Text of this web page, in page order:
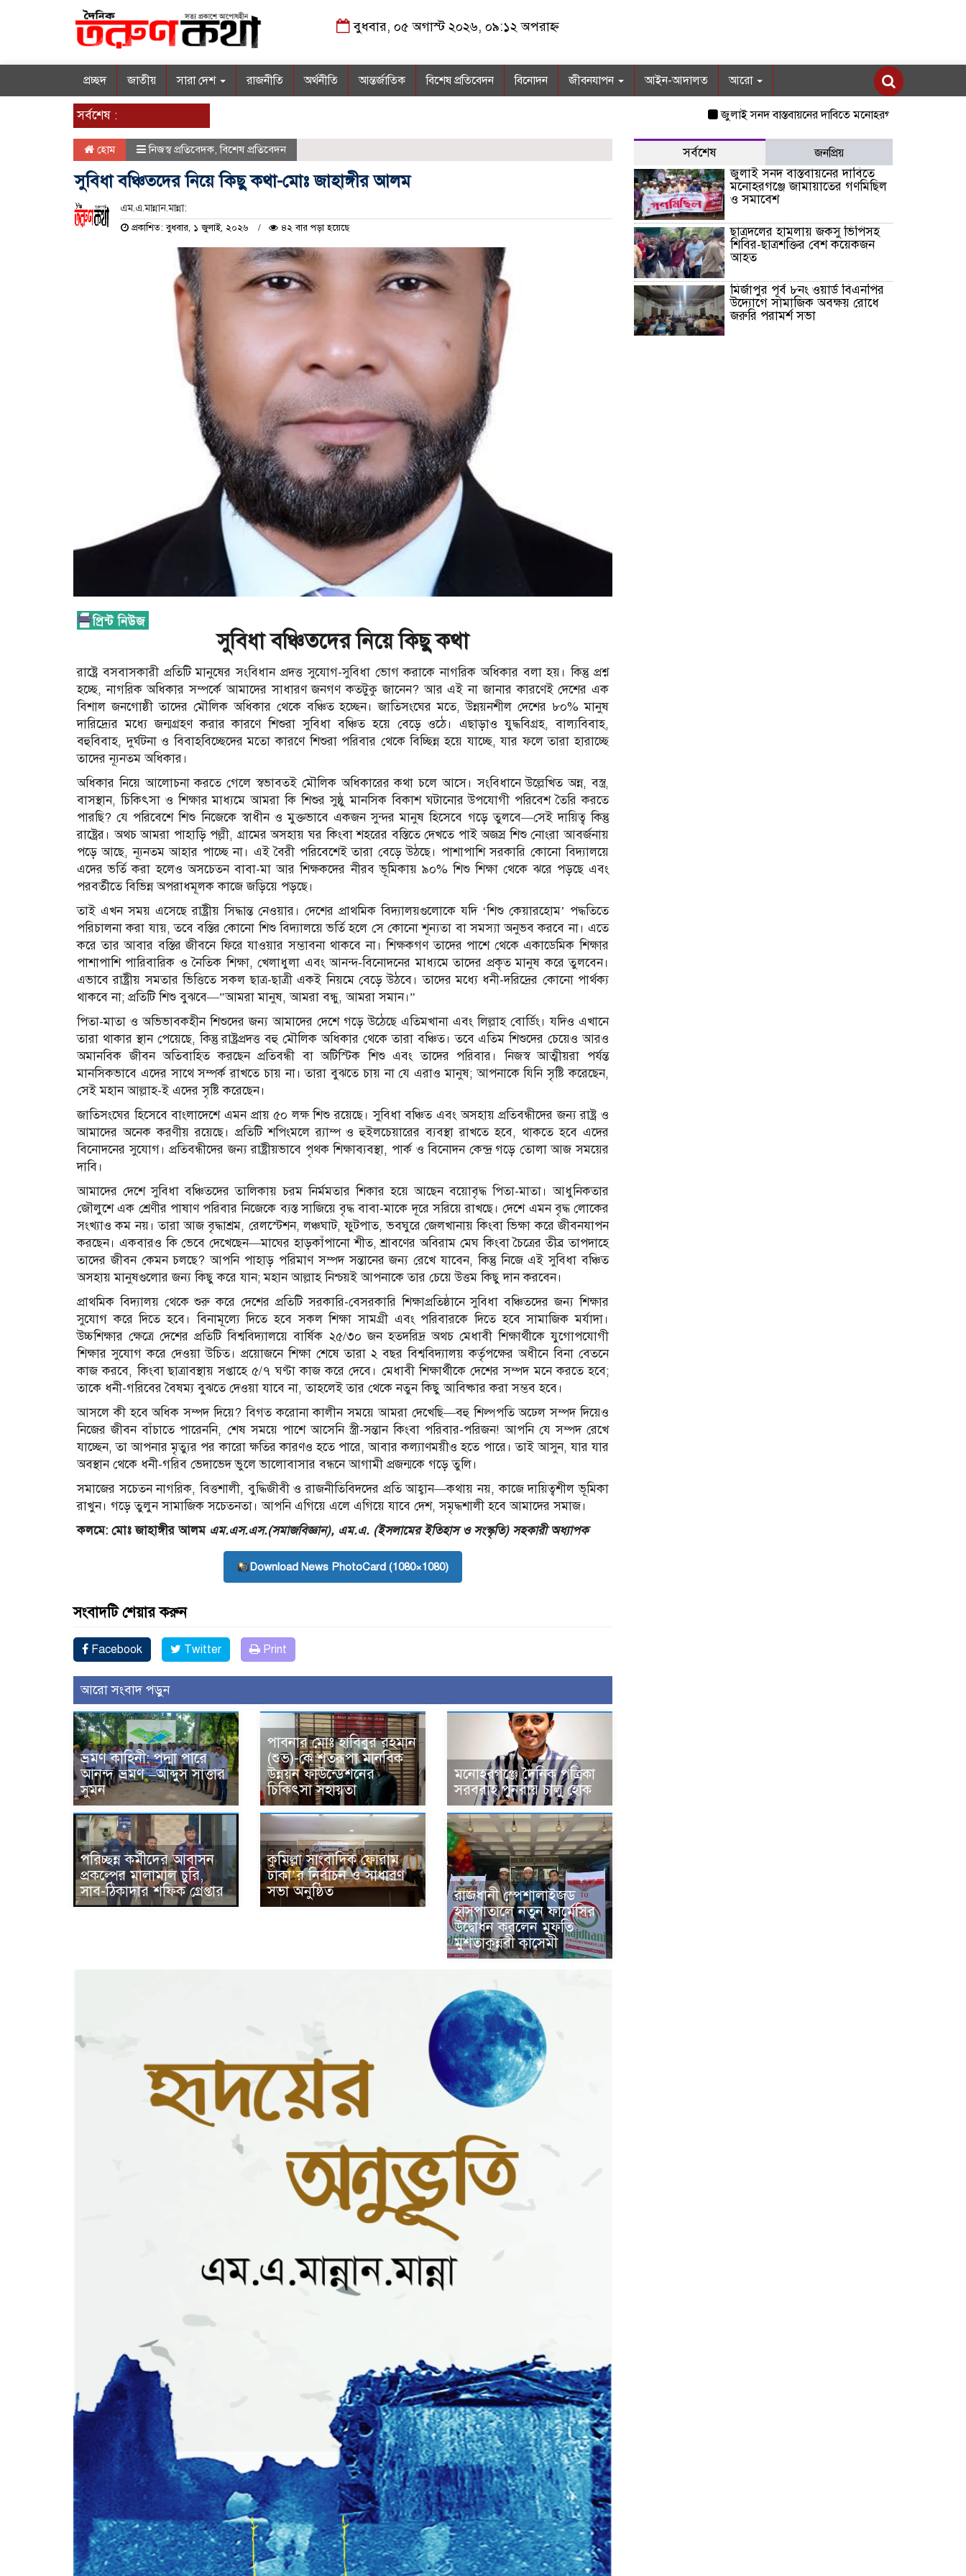
বুধবার, ০৫ অগাস্ট ২০২৬, ০৯:১২ অপরাহ্ন
প্রচ্ছদ জাতীয় সারা দেশ রাজনীতি অর্থনীতি আন্তর্জাতিক বিশেষ প্রতিবেদন বিনোদন জীবনযাপন আইন-আদালত আরো
সর্বশেষ : জুলাই সনদ বাস্তবায়নের দাবিতে মনোহরগঞ্জে জামায়াতের গণমিছিল
হোম নিজস্ব প্রতিবেদক,বিশেষ প্রতিবেদন
সুবিধা বঞ্চিতদের নিয়ে কিছু কথা-মোঃ জাহাঙ্গীর আলম
এম.এ.মান্নান.মান্না:
প্রকাশিত: বুধবার, ১ জুলাই, ২০২৬ ৪২ বার পড়া হয়েছে
সুবিধা বঞ্চিতদের নিয়ে কিছু কথা
রাষ্ট্রে বসবাসকারী প্রতিটি মানুষের সংবিধান প্রদত্ত সুযোগ-সুবিধা ভোগ করাকে নাগরিক অধিকার বলা হয়। কিন্তু প্রশ্ন
হচ্ছে, নাগরিক অধিকার সম্পর্কে আমাদের সাধারণ জনগণ কতটুকু জানেন? আর এই না জানার কারণেই দেশের এক
বিশাল জনগোষ্ঠী তাদের মৌলিক অধিকার থেকে বঞ্চিত হচ্ছেন। জাতিসংঘের মতে, উন্নয়নশীল দেশের ৮০% মানুষ
দারিদ্র্যের মধ্যে জন্মগ্রহণ করার কারণে শিশুরা সুবিধা বঞ্চিত হয়ে বেড়ে ওঠে। এছাড়াও যুদ্ধবিগ্রহ, বাল্যবিবাহ,
বহুবিবাহ, দুর্ঘটনা ও বিবাহবিচ্ছেদের মতো কারণে শিশুরা পরিবার থেকে বিচ্ছিন্ন হয়ে যাচ্ছে, যার ফলে তারা হারাচ্ছে
তাদের ন্যূনতম অধিকার।
অধিকার নিয়ে আলোচনা করতে গেলে স্বভাবতই মৌলিক অধিকারের কথা চলে আসে। সংবিধানে উল্লেখিত অন্ন, বস্ত্র,
বাসস্থান, চিকিৎসা ও শিক্ষার মাধ্যমে আমরা কি শিশুর সুষ্ঠু মানসিক বিকাশ ঘটানোর উপযোগী পরিবেশ তৈরি করতে
পারছি? যে পরিবেশে শিশু নিজেকে স্বাধীন ও মুক্তভাবে একজন সুন্দর মানুষ হিসেবে গড়ে তুলবে—সেই দায়িত্ব কিন্তু
রাষ্ট্রের। অথচ আমরা পাহাড়ি পল্লী, গ্রামের অসহায় ঘর কিংবা শহরের বস্তিতে দেখতে পাই অজস্র শিশু নোংরা আবর্জনায়
পড়ে আছে, ন্যূনতম আহার পাচ্ছে না। এই বৈরী পরিবেশেই তারা বেড়ে উঠছে। পাশাপাশি সরকারি কোনো বিদ্যালয়ে
এদের ভর্তি করা হলেও অসচেতন বাবা-মা আর শিক্ষকদের নীরব ভূমিকায় ৯০% শিশু শিক্ষা থেকে ঝরে পড়ছে এবং
পরবর্তীতে বিভিন্ন অপরাধমূলক কাজে জড়িয়ে পড়ছে।
তাই এখন সময় এসেছে রাষ্ট্রীয় সিদ্ধান্ত নেওয়ার। দেশের প্রাথমিক বিদ্যালয়গুলোকে যদি ‘শিশু কেয়ারহোম’ পদ্ধতিতে
পরিচালনা করা যায়, তবে বস্তির কোনো শিশু বিদ্যালয়ে ভর্তি হলে সে কোনো শূন্যতা বা সমস্যা অনুভব করবে না। এতে
করে তার আবার বস্তির জীবনে ফিরে যাওয়ার সম্ভাবনা থাকবে না। শিক্ষকগণ তাদের পাশে থেকে একাডেমিক শিক্ষার
পাশাপাশি পারিবারিক ও নৈতিক শিক্ষা, খেলাধুলা এবং আনন্দ-বিনোদনের মাধ্যমে তাদের প্রকৃত মানুষ করে তুলবেন।
এভাবে রাষ্ট্রীয় সমতার ভিত্তিতে সকল ছাত্র-ছাত্রী একই নিয়মে বেড়ে উঠবে। তাদের মধ্যে ধনী-দরিদ্রের কোনো পার্থক্য
থাকবে না; প্রতিটি শিশু বুঝবে—”আমরা মানুষ, আমরা বন্ধু, আমরা সমান।”
পিতা-মাতা ও অভিভাবকহীন শিশুদের জন্য আমাদের দেশে গড়ে উঠেছে এতিমখানা এবং লিল্লাহ বোর্ডিং। যদিও এখানে
তারা থাকার স্থান পেয়েছে, কিন্তু রাষ্ট্রপ্রদত্ত বহু মৌলিক অধিকার থেকে তারা বঞ্চিত। তবে এতিম শিশুদের চেয়েও আরও
অমানবিক জীবন অতিবাহিত করছেন প্রতিবন্ধী বা অটিস্টিক শিশু এবং তাদের পরিবার। নিজস্ব আত্মীয়রা পর্যন্ত
মানসিকভাবে এদের সাথে সম্পর্ক রাখতে চায় না। তারা বুঝতে চায় না যে এরাও মানুষ; আপনাকে যিনি সৃষ্টি করেছেন,
সেই মহান আল্লাহ-ই এদের সৃষ্টি করেছেন।
জাতিসংঘের হিসেবে বাংলাদেশে এমন প্রায় ৫০ লক্ষ শিশু রয়েছে। সুবিধা বঞ্চিত এবং অসহায় প্রতিবন্ধীদের জন্য রাষ্ট্র ও
আমাদের অনেক করণীয় রয়েছে। প্রতিটি শপিংমলে র‍্যাম্প ও হুইলচেয়ারের ব্যবস্থা রাখতে হবে, থাকতে হবে এদের
বিনোদনের সুযোগ। প্রতিবন্ধীদের জন্য রাষ্ট্রীয়ভাবে পৃথক শিক্ষাব্যবস্থা, পার্ক ও বিনোদন কেন্দ্র গড়ে তোলা আজ সময়ের
দাবি।
আমাদের দেশে সুবিধা বঞ্চিতদের তালিকায় চরম নির্মমতার শিকার হয়ে আছেন বয়োবৃদ্ধ পিতা-মাতা। আধুনিকতার
জৌলুশে এক শ্রেণীর পাষাণ পরিবার নিজেকে ব্যস্ত সাজিয়ে বৃদ্ধ বাবা-মাকে দূরে সরিয়ে রাখছে। দেশে এমন বৃদ্ধ লোকের
সংখ্যাও কম নয়। তারা আজ বৃদ্ধাশ্রম, রেলস্টেশন, লঞ্চঘাট, ফুটপাত, ভবঘুরে জেলখানায় কিংবা ভিক্ষা করে জীবনযাপন
করছেন। একবারও কি ভেবে দেখেছেন—মাঘের হাড়কাঁপানো শীত, শ্রাবণের অবিরাম মেঘ কিংবা চৈত্রের তীব্র তাপদাহে
তাদের জীবন কেমন চলছে? আপনি পাহাড় পরিমাণ সম্পদ সন্তানের জন্য রেখে যাবেন, কিন্তু নিজে এই সুবিধা বঞ্চিত
অসহায় মানুষগুলোর জন্য কিছু করে যান; মহান আল্লাহ নিশ্চয়ই আপনাকে তার চেয়ে উত্তম কিছু দান করবেন।
প্রাথমিক বিদ্যালয় থেকে শুরু করে দেশের প্রতিটি সরকারি-বেসরকারি শিক্ষাপ্রতিষ্ঠানে সুবিধা বঞ্চিতদের জন্য শিক্ষার
সুযোগ করে দিতে হবে। বিনামূল্যে দিতে হবে সকল শিক্ষা সামগ্রী এবং পরিবারকে দিতে হবে সামাজিক মর্যাদা।
উচ্চশিক্ষার ক্ষেত্রে দেশের প্রতিটি বিশ্ববিদ্যালয়ে বার্ষিক ২৫/৩০ জন হতদরিদ্র অথচ মেধাবী শিক্ষার্থীকে যুগোপযোগী
শিক্ষার সুযোগ করে দেওয়া উচিত। প্রয়োজনে শিক্ষা শেষে তারা ২ বছর বিশ্ববিদ্যালয় কর্তৃপক্ষের অধীনে বিনা বেতনে
কাজ করবে, কিংবা ছাত্রাবস্থায় সপ্তাহে ৫/৭ ঘণ্টা কাজ করে দেবে। মেধাবী শিক্ষার্থীকে দেশের সম্পদ মনে করতে হবে;
তাকে ধনী-গরিবের বৈষম্য বুঝতে দেওয়া যাবে না, তাহলেই তার থেকে নতুন কিছু আবিষ্কার করা সম্ভব হবে।
আসলে কী হবে অধিক সম্পদ দিয়ে? বিগত করোনা কালীন সময়ে আমরা দেখেছি—বহু শিল্পপতি অঢেল সম্পদ দিয়েও
নিজের জীবন বাঁচাতে পারেননি, শেষ সময়ে পাশে আসেনি স্ত্রী-সন্তান কিংবা পরিবার-পরিজন! আপনি যে সম্পদ রেখে
যাচ্ছেন, তা আপনার মৃত্যুর পর কারো ক্ষতির কারণও হতে পারে, আবার কল্যাণময়ীও হতে পারে। তাই আসুন, যার যার
অবস্থান থেকে ধনী-গরিব ভেদাভেদ ভুলে ভালোবাসার বন্ধনে আগামী প্রজন্মকে গড়ে তুলি।
সমাজের সচেতন নাগরিক, বিত্তশালী, বুদ্ধিজীবী ও রাজনীতিবিদদের প্রতি আহ্বান—কথায় নয়, কাজে দায়িত্বশীল ভূমিকা
রাখুন। গড়ে তুলুন সামাজিক সচেতনতা। আপনি এগিয়ে এলে এগিয়ে যাবে দেশ, সমৃদ্ধশালী হবে আমাদের সমাজ।
কলমে: মোঃ জাহাঙ্গীর আলম এম.এস.এস.(সমাজবিজ্ঞান), এম.এ. (ইসলামের ইতিহাস ও সংস্কৃতি) সহকারী অধ্যাপক
Download News PhotoCard (1080×1080)
সংবাদটি শেয়ার করুন
Facebook Twitter Print
আরো সংবাদ পড়ুন
ভ্রমণ কাহিনী: পদ্মা পারে
আনন্দ ভ্রমণ –আব্দুস সাত্তার
সুমন
পাবনার মোঃ হাবিবুর রহমান
(শুভ)-কে শতরূপা মানবিক
উন্নয়ন ফাউন্ডেশনের
চিকিৎসা সহায়তা
মনোহরগঞ্জে দৈনিক পত্রিকা
সরবরাহ পুনরায় চালু হোক
পরিচ্ছন্ন কর্মীদের আবাসন
প্রকল্পের মালামাল চুরি,
সাব-ঠিকাদার শফিক গ্রেপ্তার
কুমিল্লা সাংবাদিক ফোরাম
ঢাকা’র নির্বাচন ও সাধারণ
সভা অনুষ্ঠিত
রাজধানী স্পেশালাইজড
হাসপাতালে নতুন ফার্মেসির
উদ্বোধন করলেন মুফতি
মুশতাকুন্নবী কাসেমী
সর্বশেষ জনপ্রিয়
জুলাই সনদ বাস্তবায়নের দাবিতে
মনোহরগঞ্জে জামায়াতের গণমিছিল
ও সমাবেশ
ছাত্রদলের হামলায় জকসু ভিপিসহ
শিবির-ছাত্রশক্তির বেশ কয়েকজন
আহত
মির্জাপুর পূর্ব ৮নং ওয়ার্ড বিএনপির
উদ্যোগে সামাজিক অবক্ষয় রোধে
জরুরি পরামর্শ সভা